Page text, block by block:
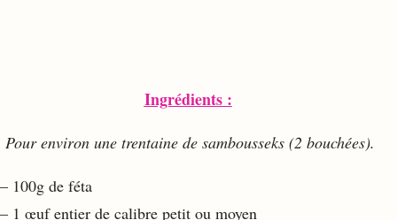
Ingrédients :
Pour environ une trentaine de sambousseks (2 bouchées).
– 100g de féta
– 1 œuf entier de calibre petit ou moyen